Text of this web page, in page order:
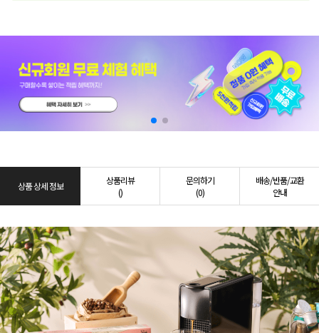
상품 상세 정보
상품리뷰
()
문의하기
(0)
배송/반품/교환
안내